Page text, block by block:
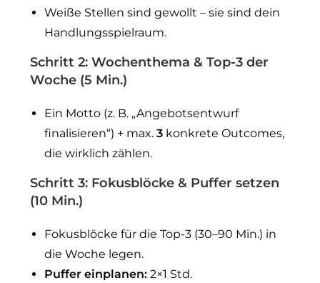
Weiße Stellen sind gewollt – sie sind dein
Handlungsspielraum.
Schritt 2: Wochenthema &Top-3 der
Woche (5 Min.)
Ein Motto (z. B. „Angebotsentwurf
finalisieren“) + max.3 konkrete Outcomes,
die wirklich zählen.
Schritt 3: Fokusblöcke & Puffer setzen
(10 Min.)
Fokusblöcke für die Top-3 (30–90 Min.) in
die Woche legen.
Puffer einplanen: 2×1 Std.